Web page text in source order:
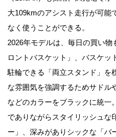
大109kmのアシスト走行が可能
なく使うことができる。
2026年モデルは、毎日の買い
ロントバスケット」、バスケッ
駐輪できる「両立スタンド」を
な雰囲気を強調するためサドル
などのカラーをブラックに統一
でありながらスタイリッシュな
ー」、深みがありシックな「バ